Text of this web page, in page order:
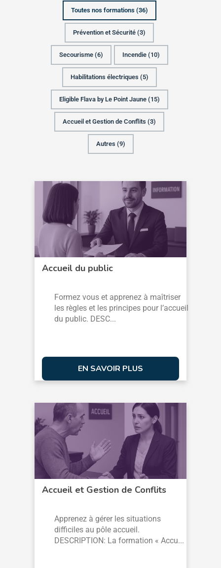
Toutes nos formations (36)
Prévention et Sécurité (3)
Secourisme (6) Incendie (10)
Habilitations électriques (5)
Eligible Flava by Le Point Jaune (15)
Accueil et Gestion de Conflits (3)
Autres (9)
Accueil du public
Formez vous et apprenez à maîtriser
les règles et les principes pour l’accueil
du public. DESC...
EN SAVOIR PLUS
Accueil et Gestion de Conflits
Apprenez à gérer les situations
difficiles au pôle accueil.
DESCRIPTION: La formation « Accu...